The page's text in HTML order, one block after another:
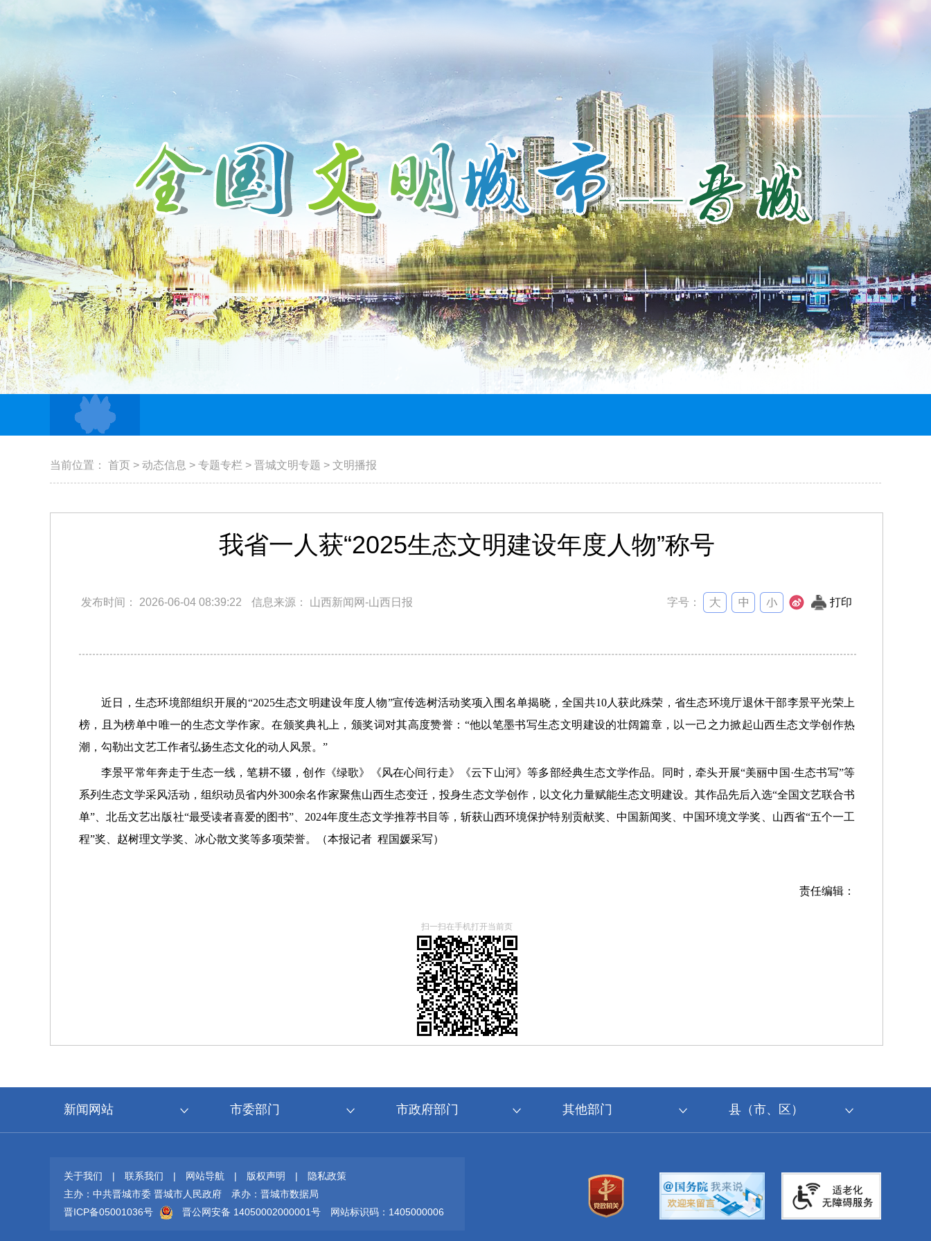
当前位置： 首页 > 动态信息 > 专题专栏 > 晋城文明专题 > 文明播报
我省一人获“2025生态文明建设年度人物”称号
发布时间： 2026-06-04 08:39:22 信息来源： 山西新闻网-山西日报 字号： 打印
近日，生态环境部组织开展的“2025生态文明建设年度人物”宣传选树活动奖项入围名单揭晓，全国共10人获此殊荣，省生态环境厅退休干部李景平光荣上
榜，且为榜单中唯一的生态文学作家。在颁奖典礼上，颁奖词对其高度赞誉：“他以笔墨书写生态文明建设的壮阔篇章，以一己之力掀起山西生态文学创作热
潮，勾勒出文艺工作者弘扬生态文化的动人风景。”
李景平常年奔走于生态一线，笔耕不辍，创作《绿歌》《风在心间行走》《云下山河》等多部经典生态文学作品。同时，牵头开展“美丽中国·生态书写”等
系列生态文学采风活动，组织动员省内外300余名作家聚焦山西生态变迁，投身生态文学创作，以文化力量赋能生态文明建设。其作品先后入选“全国文艺联合书
单”、北岳文艺出版社“最受读者喜爱的图书”、2024年度生态文学推荐书目等，斩获山西环境保护特别贡献奖、中国新闻奖、中国环境文学奖、山西省“五个一工
程”奖、赵树理文学奖、冰心散文奖等多项荣誉。
（本报记者 程国媛采写）
责任编辑：
扫一扫在手机打开当前页
新闻网站 市委部门 市政府部门 其他部门 县（市、区）
关于我们 | 联系我们 | 网站导航 | 版权声明 |
隐私政策
主办：中共晋城市委 晋城市人民政府
承办：晋城市数据局
晋ICP备05001036号
晋公网安备 14050002000001号 网站标识码：1405000006